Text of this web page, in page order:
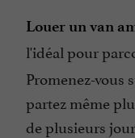
Louer un van
l'idéal pour
Promenez-vous
partez même
de plusieurs